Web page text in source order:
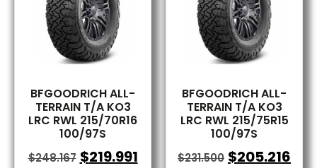
BFGOODRICH ALL-
TERRAIN T/A KO3
LRC RWL 215/70R16
100/97S
$248.167 $219.991
BFGOODRICH ALL-
TERRAIN T/A KO3
LRC RWL 215/75R15
100/97S
$231.500 $205.216